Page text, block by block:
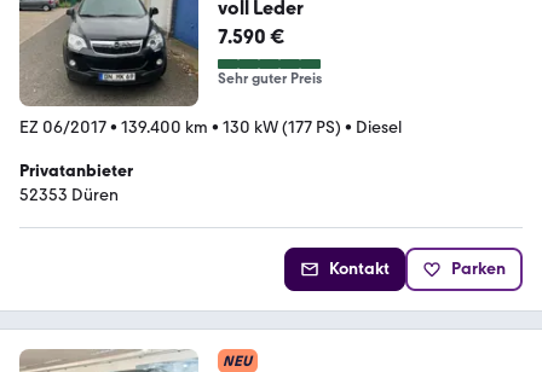
voll Leder
7.590 €
Sehr guter Preis
EZ 06/2017• 139.400 km • 130 kW (177 PS) • Diesel
Privatanbieter
52353 Düren
Kontakt Parken
NEU